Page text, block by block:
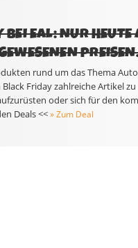
BEI EAL: NUR
rund um das Thema
Friday zahlreiche Artikel
oder sich für den
Deals << » Zum Deal